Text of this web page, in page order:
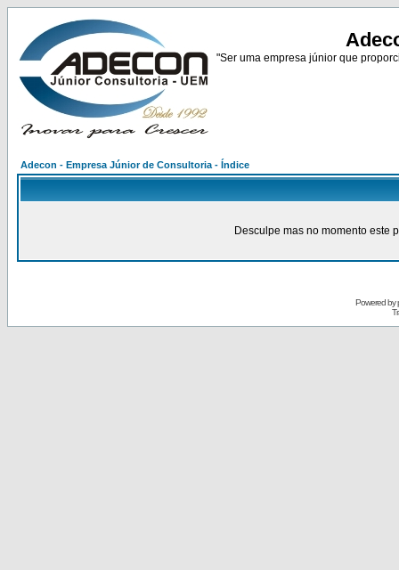
"Ser uma empresa júnior que
Adecon - Empresa Júnior de Consultoria - Índice
Desculpe mas no momento este
Powered by